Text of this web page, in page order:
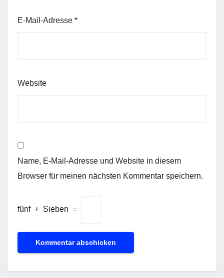
E-Mail-Adresse *
Website
Name, E-Mail-Adresse und Website in diesem
Browser für meinen nächsten Kommentar speichern.
fünf + Sieben =